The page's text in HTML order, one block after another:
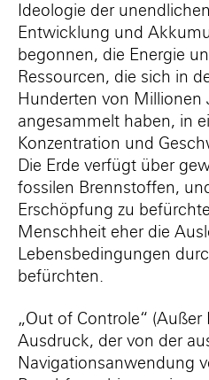
Ideologie der
Entwicklung und
begonnen, die Energie
Ressourcen, die sich in
Hunderten von Millionen
angesammelt haben, in
Konzentration und
Die Erde verfügt über
fossilen Brennstoffen,
Erschöpfung zu
Menschheit eher die
Lebensbedingungen
befürchten.
„Out of Controle“ (Außer
Ausdruck, der von der
Navigationsanwendung